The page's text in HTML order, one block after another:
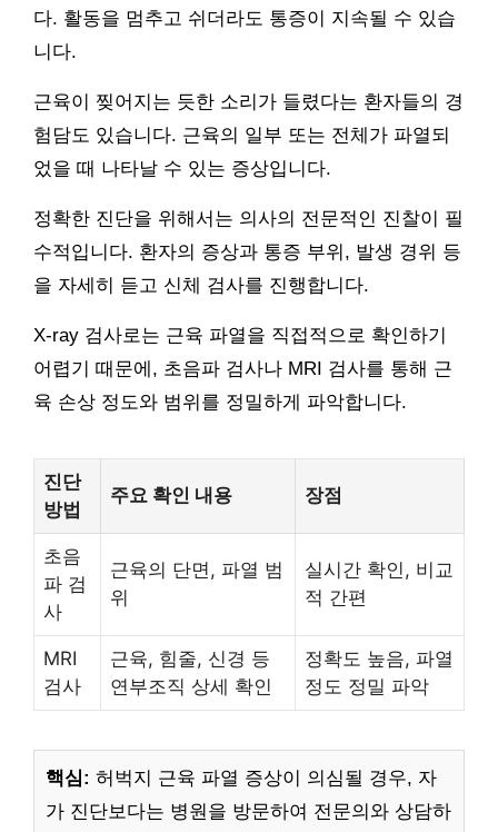
다. 활동을 멈추고 쉬더라도 통증이 지속될 수 있습
니다.
근육이 찢어지는 듯한 소리가 들렸다는 환자들의 경
험담도 있습니다. 근육의 일부 또는 전체가 파열되
었을 때 나타날 수 있는 증상입니다.
정확한 진단을 위해서는 의사의 전문적인 진찰이 필
수적입니다. 환자의 증상과 통증 부위, 발생 경위 등
을 자세히 듣고 신체 검사를 진행합니다.
X-ray 검사로는 근육 파열을 직접적으로 확인하기
어렵기 때문에, 초음파 검사나 MRI 검사를 통해 근
육 손상 정도와 범위를 정밀하게 파악합니다.
진단
방법
주요 확인 내용 장점
초음
파 검
사
근육의 단면, 파열 범
위
실시간 확인, 비교
적 간편
MRI
검사
근육, 힘줄, 신경 등
연부조직 상세 확인
정확도 높음, 파열
정도 정밀 파악
핵심: 허벅지 근육 파열 증상이 의심될 경우, 자
가 진단보다는 병원을 방문하여 전문의와 상담하